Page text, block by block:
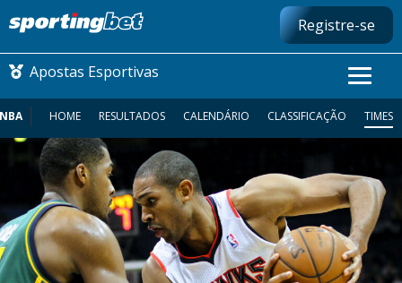
Registre-se
Apostas Esportivas
CONMEBOL LIBERTADORES
FUTEBOL NACIONAL
FUTEBOL INTERNACIONAL
NBA HOME RESULTADOS CALENDÁRIO CLASSIFICAÇÃO TIMES